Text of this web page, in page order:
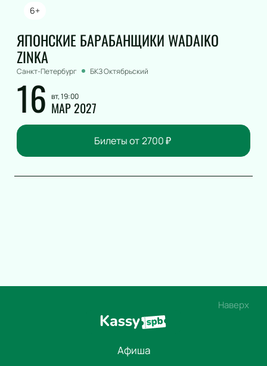
6+
ЯПОНСКИЕ БАРАБАНЩИКИ WADAIKO
ZINKA
Санкт-Петербург БКЗ Октябрьский
16 вт, 19:00
МАР 2027
Билеты от 2700₽
Наверх
Афиша